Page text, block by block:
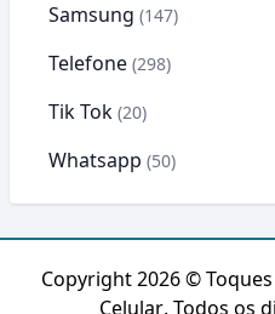
Samsung (147)
Telefone (298)
Tik Tok (20)
Whatsapp (50)
Copyright 2026 ©
Celular. Todos os